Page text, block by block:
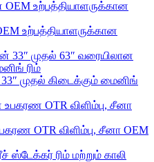
உற்பத்தியாளருக்கான
முதல் கிடைக்கும் மைனிங்
OTR விளிம்பு, சீனா OEM